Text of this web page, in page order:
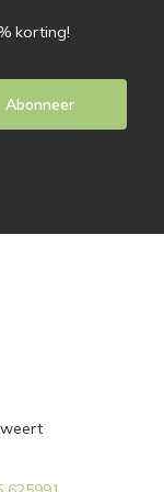
korting!
Abonneer